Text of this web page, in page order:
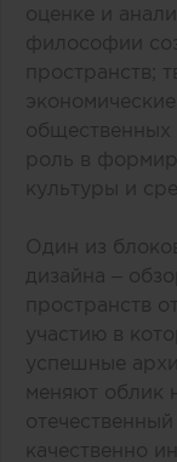
оценке и
философии
пространств;
общественных
роль в
культуры и
Один из
дизайна –
пространств
участию в
успешные
меняют облик
качественно